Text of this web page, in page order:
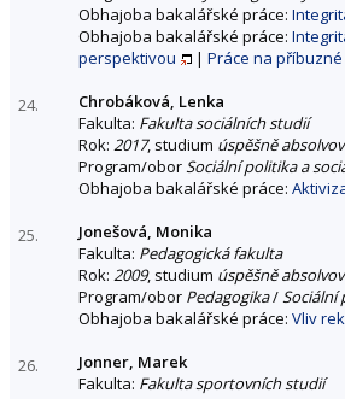
Obhajoba bakalářské práce:
Obhajoba bakalářské práce:
perspektivou
| Práce na
24.
Chrobáková, Lenka
Fakulta: Fakulta sociálních studií
Rok: 2017, studium úspěšně
Program/oborSociální politika a
Obhajoba bakalářské práce:
25.
Jonešová, Monika
Fakulta: Pedagogická fakulta
Rok: 2009, studium úspěšně
Program/obor Pedagogika/Sociální
Obhajoba bakalářské práce: Vliv
26.
Jonner, Marek
Fakulta: Fakulta sportovních studií